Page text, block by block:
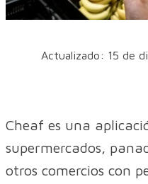
Actualizado: 15 de
Cheaf es una
supermercados,
otros comercios con